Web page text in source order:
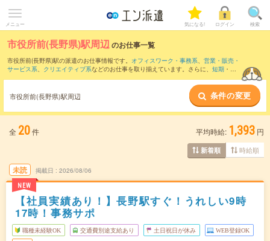
メニュー 気になる! ログイン 検索
市役所前(長野県)駅周辺のお仕事一覧
市役所前(長野県)駅の派遣のお仕事情報です。 オフィスワーク・事務系、 営業・販売・
サービス系、 クリエイティブ系などのお仕事を取り揃えています。さらに、 短期 ・ 単
また、長野駅・川中島駅・北須坂駅
など近隣駅のお仕事もご確
認いただけます。
市役所前(長野県)駅周辺 条件の変更
全 20件 平均時給: 1,393 円
新着順 時給順
未読
NEW
掲載日 2026/08/06
【社員実績あり！】長野駅すぐ！うれしい9時
17時！事務サポ
職種未経験OK 交通費別途支給あり 土日祝日が休み WEB登録OK